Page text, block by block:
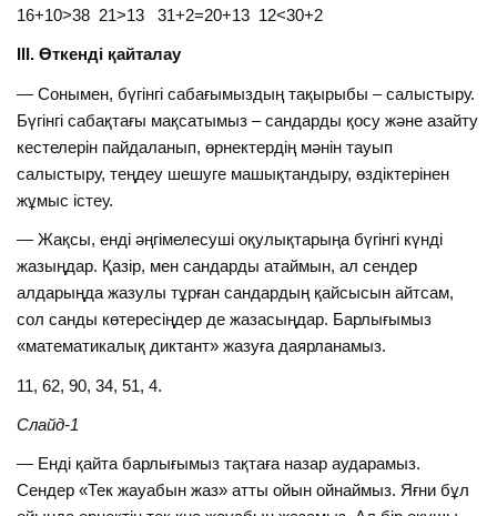
16+10>38 21>13 31+2=20+13 12<30+2
ІІІ. Өткенді қайталау
— Сонымен, бүгінгі сабағымыздың тақырыбы – салыстыру.
Бүгінгі сабақтағы мақсатымыз – сандарды қосу және азайту
кестелерін пайдаланып, өрнектердің мәнін тауып
салыстыру, теңдеу шешуге машықтандыру, өздіктерінен
жұмыс істеу.
— Жақсы, енді әңгімелесуші оқулықтарыңа бүгінгі күнді
жазыңдар. Қазір, мен сандарды атаймын, ал сендер
алдарыңда жазулы тұрған сандардың қайсысын айтсам,
сол санды көтересіңдер де жазасыңдар. Барлығымыз
«математикалық диктант» жазуға даярланамыз.
11, 62, 90, 34, 51, 4.
Слайд-1
— Енді қайта барлығымыз тақтаға назар аударамыз.
Сендер «Тек жауабын жаз» атты ойын ойнаймыз. Яғни бұл